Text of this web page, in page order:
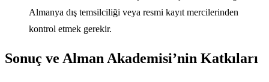
Almanya dış temsilciliği veya resmi kayıt mercilerinden
kontrol etmek gerekir.
Sonuç ve Alman Akademisi’nin Katkıları